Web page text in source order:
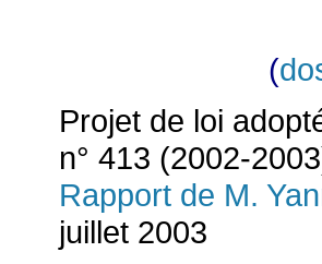
(
Projet de loi
n° 413 (2002-
Rapport de M.
juillet 2003